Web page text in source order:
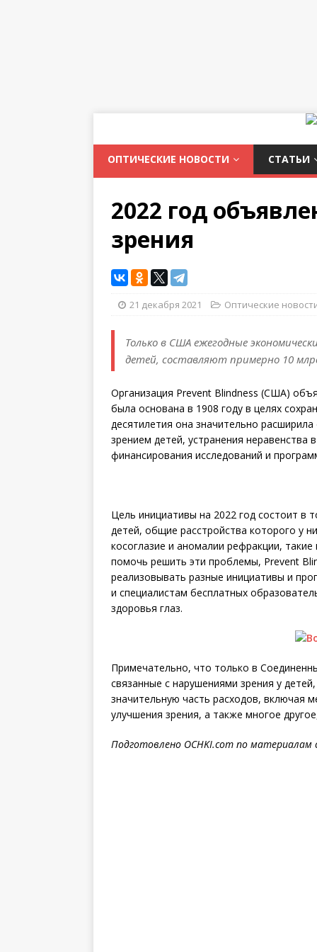
ОПТИЧЕСКИЕ НОВОСТИ СТАТЬИ
2022 год
зрения
21 декабря 2021 Оптические
Только в США ежегодные
детей, составляют примерно 10
Организация Prevent Blindness (США)
была основана в 1908 году в целях
десятилетия она значительно
зрением детей, устранения
финансирования исследований и
Цель инициативы на 2022 год состоит в
детей, общие расстройства которого у
косоглазие и аномалии рефракции,
помочь решить эти проблемы, Prevent
реализовывать разные инициативы и
и специалистам бесплатных
здоровья глаз.
Примечательно, что только в
связанные с нарушениями зрения у
значительную часть расходов, включая
улучшения зрения, а также многое
Подготовлено OCHKI.com по материалам